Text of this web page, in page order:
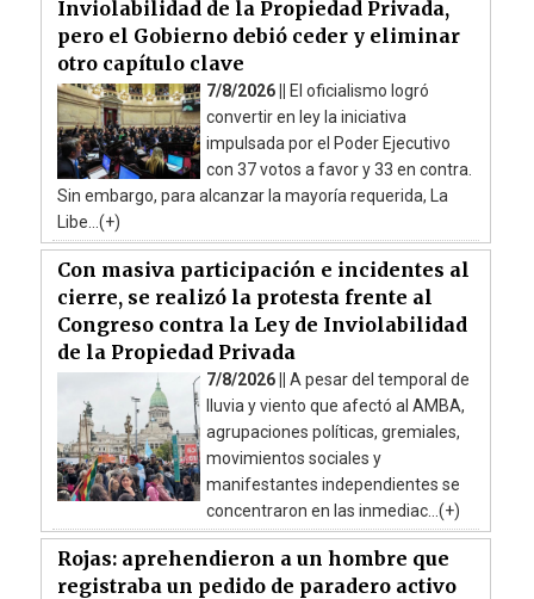
Inviolabilidad de la Propiedad Privada,
pero el Gobierno debió ceder y eliminar
otro capítulo clave
7/8/2026 || El oficialismo logró
convertir en ley la iniciativa
impulsada por el Poder Ejecutivo
con 37 votos a favor y 33 en contra.
Sin embargo, para alcanzar la mayoría requerida, La
Libe...(+)
Con masiva participación e incidentes al
cierre, se realizó la protesta frente al
Congreso contra la Ley de Inviolabilidad
de la Propiedad Privada
7/8/2026 || A pesar del temporal de
lluvia y viento que afectó al AMBA,
agrupaciones políticas, gremiales,
movimientos sociales y
manifestantes independientes se
concentraron en las inmediac...(+)
Rojas: aprehendieron a un hombre que
registraba un pedido de paradero activo